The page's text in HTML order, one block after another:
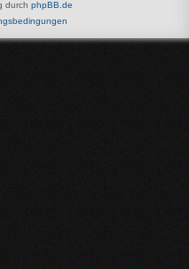
durch phpBB.de